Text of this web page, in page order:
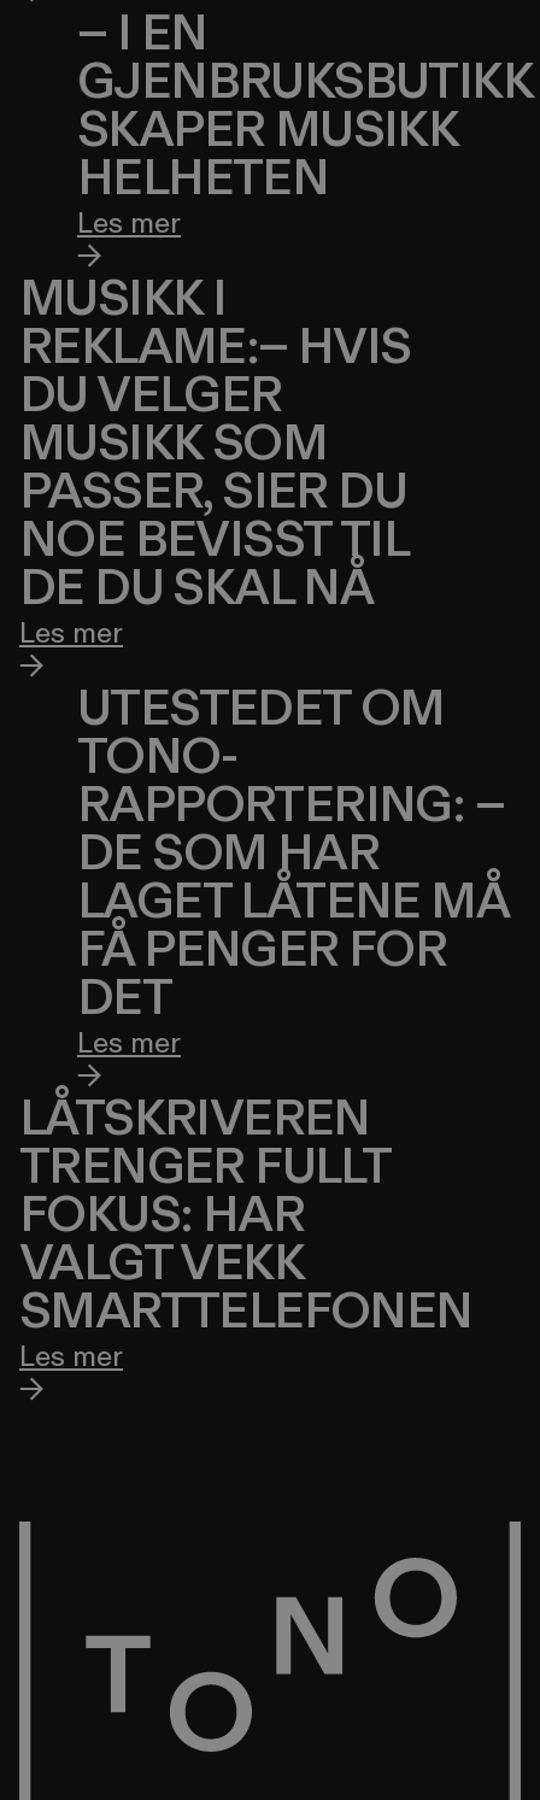
– I EN
GJENBRUKSBUTIKK
SKAPER MUSIKK
HELHETEN
Les mer
MUSIKK I
REKLAME:– HVIS
DU VELGER
MUSIKK SOM
PASSER, SIER DU
NOE BEVISST TIL
DE DU SKAL NÅ
Les mer
UTESTEDET OM
TONO-
RAPPORTERING: –
DE SOM HAR
LAGET LÅTENE MÅ
FÅ PENGER FOR
DET
Les mer
LÅTSKRIVEREN
TRENGER FULLT
FOKUS: HAR
VALGT VEKK
SMARTTELEFONEN
Les mer